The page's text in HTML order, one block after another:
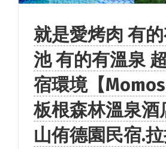
就是愛烤肉 有
池 有的有溫泉
宿環境【
板根森林溫泉酒
山侑德園民宿.